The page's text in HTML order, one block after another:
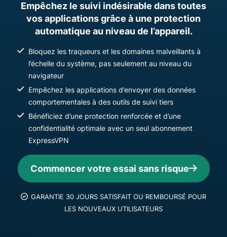
Empêchez le suivi indésirable dans toutes
vos applications grâce à une protection
automatique au niveau de l’appareil.
Bloquez les traqueurs et les domaines malveillants à
l’échelle du système, pas seulement au niveau du
navigateur
Empêchez les applications d’envoyer des données
comportementales à des outils de suivi tiers
Bénéficiez d’une protection renforcée et d’une
confidentialité optimale avec un seul abonnement
ExpressVPN
Commencer votre essai sans risque
GARANTIE 30 JOURS SATISFAIT OU REMBOURSÉ POUR
LES NOUVEAUX UTILISATEURS